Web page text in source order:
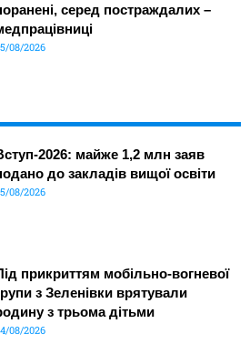
серед постраждалих –
08/2026
2026: майже 1,2 млн заяв
до закладів вищої освіти
08/2026
прикриттям мобільно-вогневої
з Зеленівки врятували
з трьома дітьми
08/2026